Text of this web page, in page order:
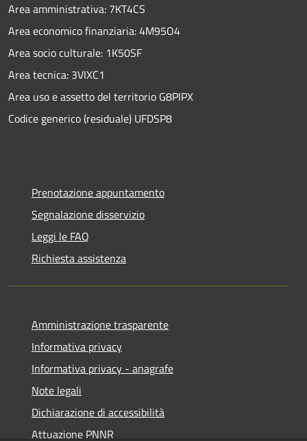
Area amministrativa: 7KT4CS
Area economico finanziaria: 4M95O4
Area socio culturale: 1K50SF
Area tecnica: 3VIXC1
Area uso e assetto del territorio G8PIPX
Codice generico (residuale) UFDSP8
Prenotazione appuntamento
Segnalazione disservizio
Leggi le FAQ
Richiesta assistenza
Amministrazione trasparente
Informativa privacy
Informativa privacy - anagrafe
Note legali
Dichiarazione di accessibilità
Attuazione PNNR